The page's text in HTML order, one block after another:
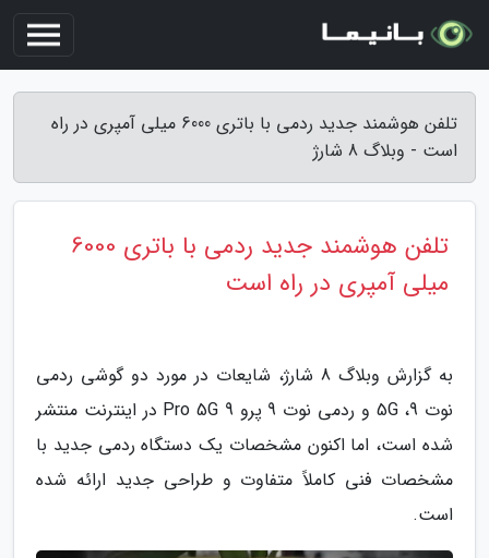
تلفن هوشمند جدید ردمی با باتری 6000 میلی آمپری در راه
است - وبلاگ 8 شارژ
تلفن هوشمند جدید ردمی با باتری 6000
میلی آمپری در راه است
به گزارش وبلاگ 8 شارژ، شایعات در مورد دو گوشی ردمی
نوت 9، 5G و ردمی نوت 9 پرو 9 Pro 5G در اینترنت منتشر
شده است، اما اکنون مشخصات یک دستگاه ردمی جدید با
مشخصات فنی کاملاً متفاوت و طراحی جدید ارائه شده
است.